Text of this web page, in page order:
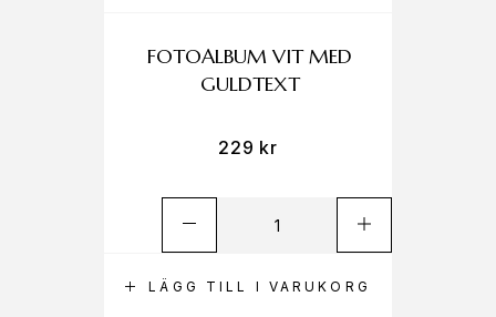
LÄGG TILL I VARUKORG
FOTOALBUM VIT MED
GULDTEXT
229 kr